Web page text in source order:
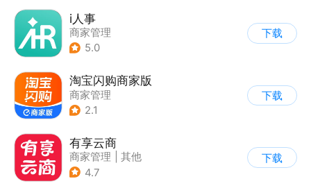
i人事
商家管理
5.0
下载
淘宝闪购商家版
商家管理
2.1
下载
有享云商
商家管理
其他
4.7
下载